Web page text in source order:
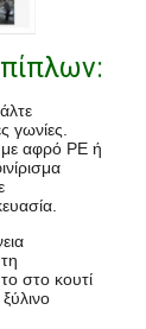
γωνίες.
με αφρό PE ή
στο κουτί